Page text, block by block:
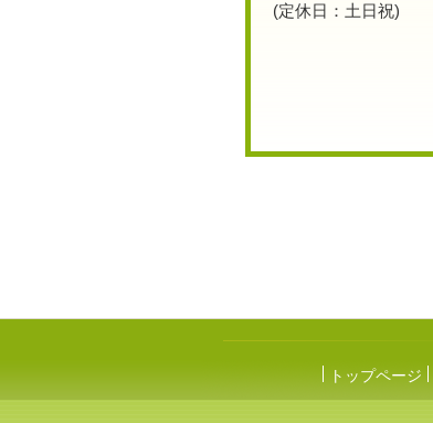
(定休日：土日祝)
トップページ